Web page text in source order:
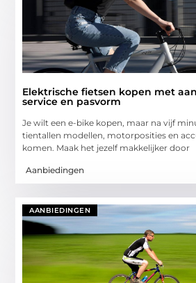
Elektrische fietsen kopen met
service en pasvorm
Je wilt een e-bike kopen, maar na vijf
tientallen modellen, motorposities en
komen. Maak het jezelf makkelijker door
Aanbiedingen
AANBIEDINGEN